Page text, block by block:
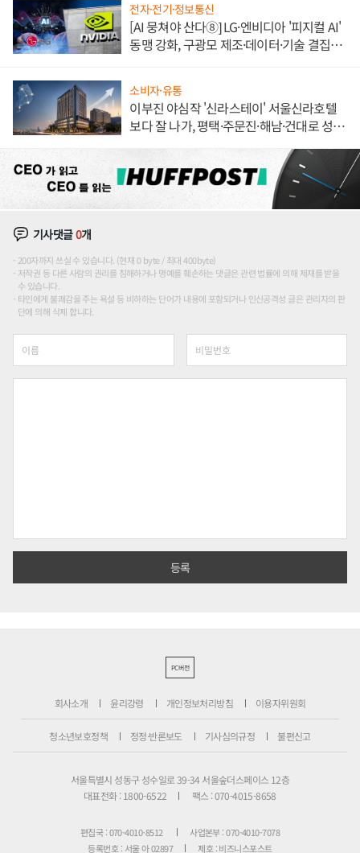
전자·전기·정보통신
[AI 뭉쳐야 산다⑧] LG·엔비디아 '피지컬 AI'
동맹 강화, 구광모 제조·데이터·기술 결집
소비자·유통
이부진 야심작 '신라스테이' 서울신라호텔
보다 잘 나가, 평택·주문진·해남·건대로 성
기사댓글0개
200자까지 쓰실 수 있습니다. (현재 0 byte / 최대 400byte)
저작권 등 다른 사람의 권리를 침해하거나 명예를 훼손하는 댓글은 관련 법률에 의해 제재를 받을
수 있습니다.
타인에게 불쾌감을 주는 욕설 등 비하하는 단어가 내용에 포함되거나 인신공격성 글은 관리자의 판
단에 의해 삭제 합니다.
PC버전
회사소개 윤리강령 개인정보처리방침 이용자위원회
청소년보호정책 정정·반론보도 기사심의규정 불편신고
서울특별시 성동구 성수일로 39-34 서울숲더스페이스 12층
대표전화 : 1800-6522
팩스 : 070-4015-8658
편집국 : 070-4010-8512
사업본부 : 070-4010-7078
등록번호 : 서울 아 02897
제호 : 비즈니스포스트